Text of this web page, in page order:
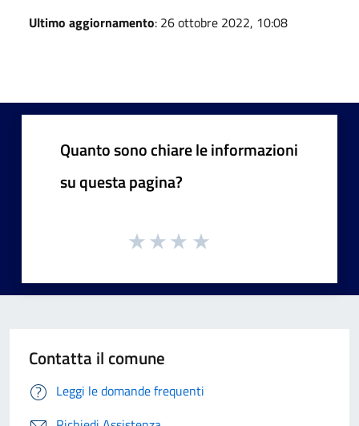
Ultimo aggiornamento: 26 ottobre 2022, 10:08
Quanto sono chiare le informazioni
su questa pagina?
Contatta il comune
Leggi le domande frequenti